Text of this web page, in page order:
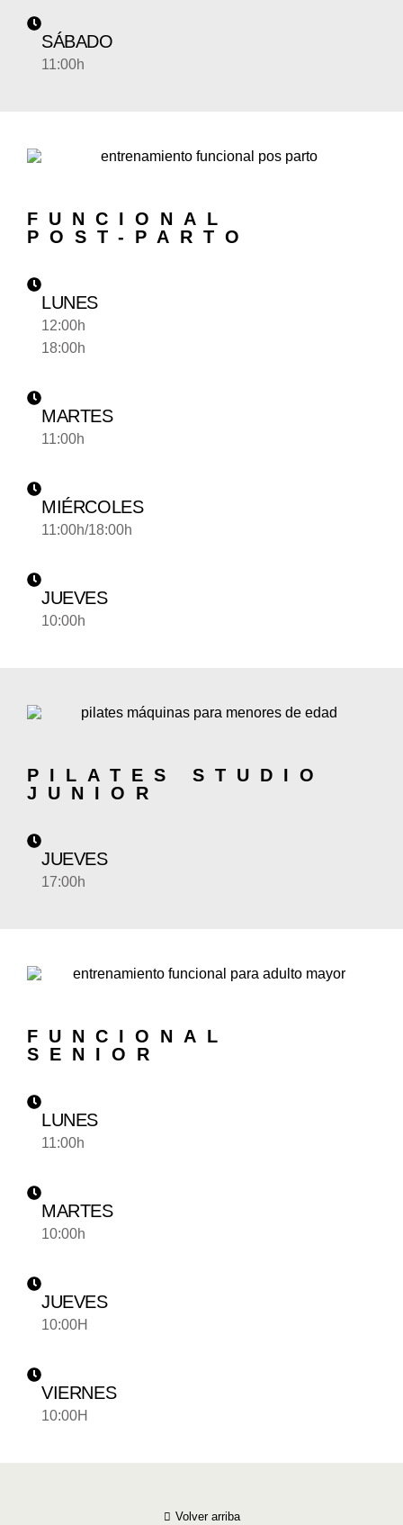
SÁBADO
11:00h
FUNCIONAL
POST-PARTO
LUNES
12:00h
18:00h
MARTES
11:00h
MIÉRCOLES
11:00h/18:00h
JUEVES
10:00h
PILATES STUDIO
JUNIOR
JUEVES
17:00h
FUNCIONAL
SENIOR
LUNES
11:00h
MARTES
10:00h
JUEVES
10:00H
VIERNES
10:00H
Volver arriba